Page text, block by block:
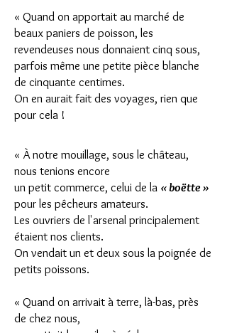
« Quand on apportait au marché de
beaux paniers de poisson, les
revendeuses nous donnaient cinq sous,
parfois même une petite pièce blanche
de cinquante centimes.
On en aurait fait des voyages, rien que
pour cela !
« À notre mouillage, sous le château,
nous tenions encore
un petit commerce, celui de la « boëtte »
pour les pêcheurs amateurs.
Les ouvriers de l'arsenal principalement
étaient nos clients.
On vendait un et deux sous la poignée de
petits poissons.
« Quand on arrivait à terre, là-bas, près
de chez nous,